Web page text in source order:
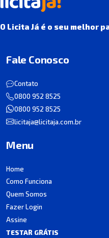
O Licita Já é o seu melhor
Fale Conosco
Contato
0800 952 8525
0800 952 8525
licitaja@licitaja.com.br
Menu
Home
Como Funciona
Quem Somos
Fazer Login
Assine
TESTAR GRÁTIS